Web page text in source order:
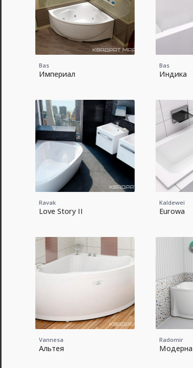
Bas
Империал
Bas
Индика
Ravak
Love Story II
Kaldewei
Eurowa
Vannesa
Альтея
Radomir
Модерна